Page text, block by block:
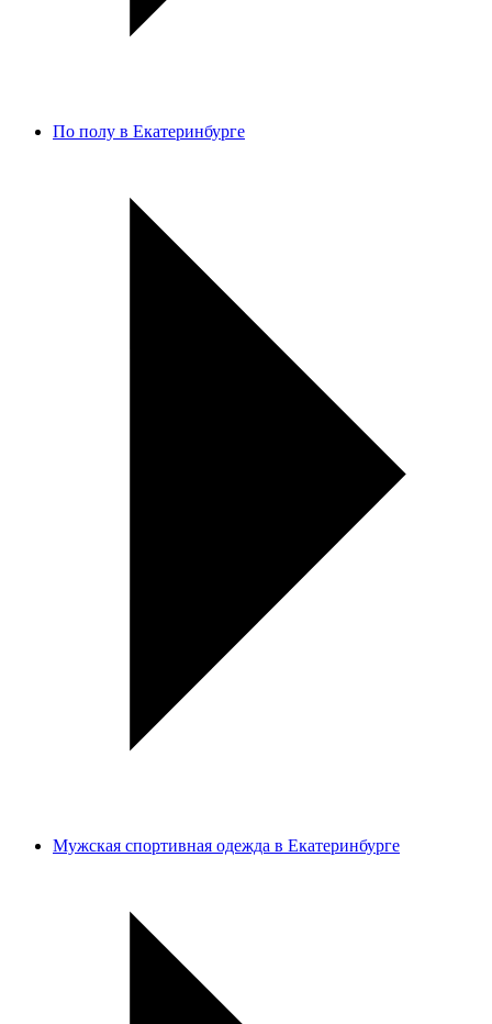
По полу в Екатеринбурге
Мужская спортивная одежда в Екатеринбурге